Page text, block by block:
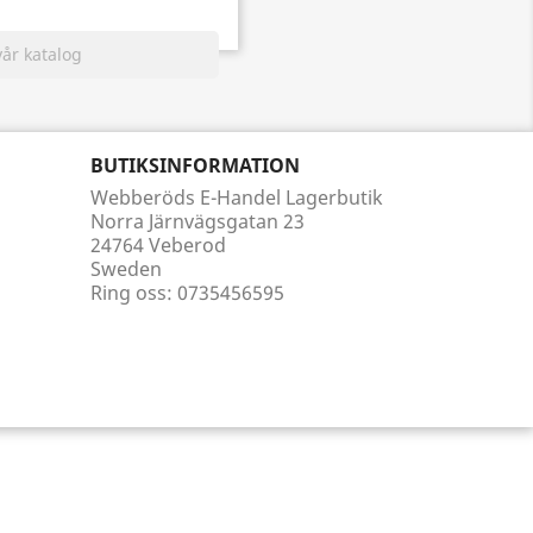
BUTIKSINFORMATION
Webberöds E-Handel Lagerbutik
Norra Järnvägsgatan 23
24764 Veberod
Sweden
Ring oss: 0735456595